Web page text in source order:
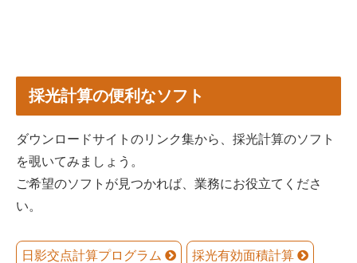
採光計算の便利なソフト
ダウンロードサイトのリンク集から、採光計算のソフト
を覗いてみましょう。
ご希望のソフトが見つかれば、業務にお役立てくださ
い。
日影交点計算プログラム 採光有効面積計算